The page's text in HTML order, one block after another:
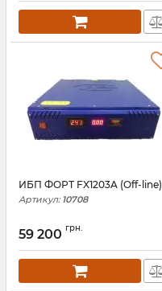
ИБП ФОРТ FX1203A (Off-line)
Артикул: 10708
59 200 грн.